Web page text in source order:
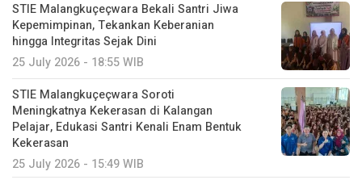
STIE Malangkuçeçwara Bekali Santri Jiwa
Kepemimpinan, Tekankan Keberanian
hingga Integritas Sejak Dini
25 July 2026 - 18:55 WIB
STIE Malangkuçeçwara Soroti
Meningkatnya Kekerasan di Kalangan
Pelajar, Edukasi Santri Kenali Enam Bentuk
Kekerasan
25 July 2026 - 15:49 WIB